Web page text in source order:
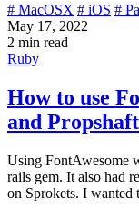
# MacOSX # iOS #
May 17, 2022
2 min read
Ruby
How to use
and Propshaft
Using FontAwesome
rails gem. It also had
on Sprokets. I wanted